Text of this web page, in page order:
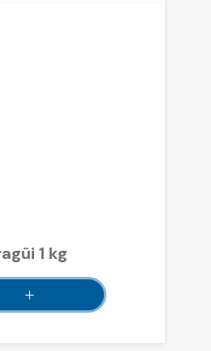
1 kg